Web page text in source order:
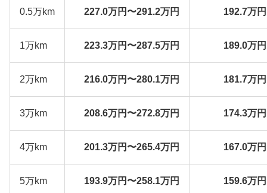
0.5万km 227.0万円〜291.2万円 192.7万
1万km 223.3万円〜287.5万円 189.0万
2万km 216.0万円〜280.1万円 181.7万
3万km 208.6万円〜272.8万円 174.3万
4万km 201.3万円〜265.4万円 167.0万
5万km 193.9万円〜258.1万円 159.6万